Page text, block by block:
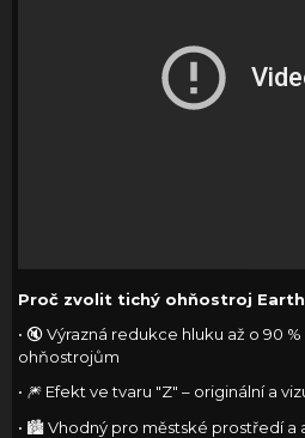
Proč zvolit tichý ohňostroj
• 🔇 Výrazná redukce hluku až o 90
ohňostrojům
• 🎆 Efekt ve tvaru "Z" – originální a
• 🏙️ Vhodný pro městské prostředí a